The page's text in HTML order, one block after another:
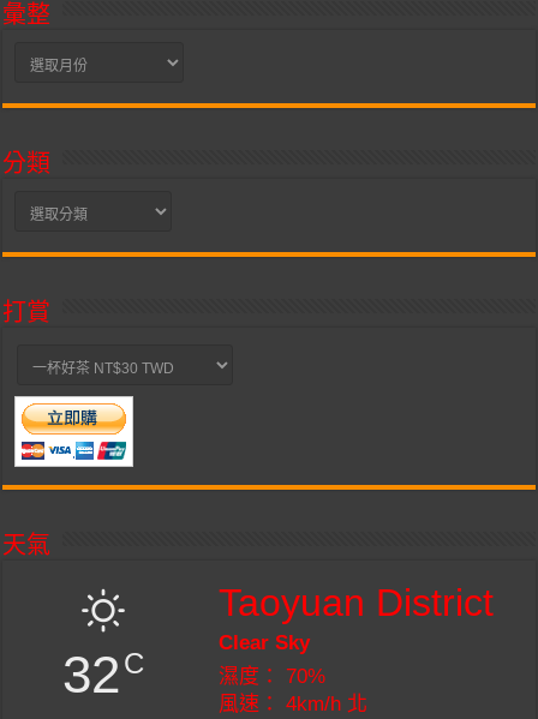
彙整
彙
分類
分
打賞
天氣
32C
Taoyuan District
Clear Sky
濕度： 70%
風速： 4km/h 北